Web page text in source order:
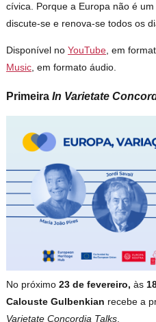
cívica. Porque a Europa não é
discute-se e renova-se todos os
Disponível noYouTube, em
Music, em formato áudio.
PrimeiraIn Varietate
No próximo23 de fevereiro, às
Calouste Gulbenkian recebe a
Varietate Concordia Talks